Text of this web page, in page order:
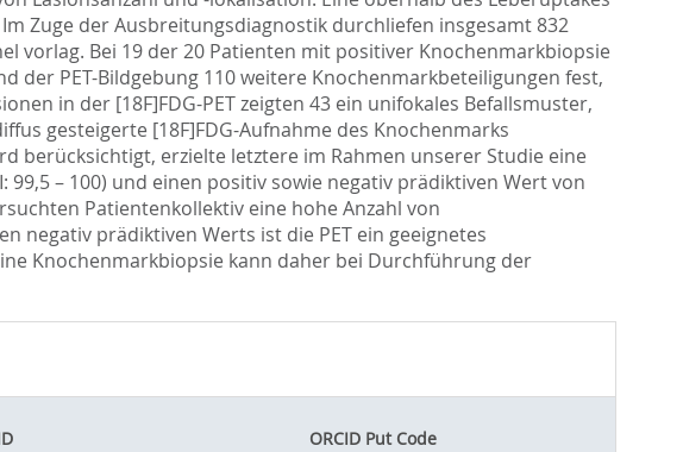
Zuge der Ausbreitungsdiagnostik durchliefen insgesamt 832
vorlag. Bei 19 der 20 Patienten mit positiver Knochenmarkbiopsie
der PET-Bildgebung 110 weitere Knochenmarkbeteiligungen fest,
in der [18F]FDG-PET zeigten 43 ein unifokales Befallsmuster,
gesteigerte [18F]FDG-Aufnahme des Knochenmarks
berücksichtigt, erzielte letztere im Rahmen unserer Studie eine
99,5 – 100) und einen positiv sowie negativ prädiktiven Wert von
Patientenkollektiv eine hohe Anzahl von
negativ prädiktiven Werts ist die PET ein geeignetes
Knochenmarkbiopsie kann daher bei Durchführung der
ORCID Put Code